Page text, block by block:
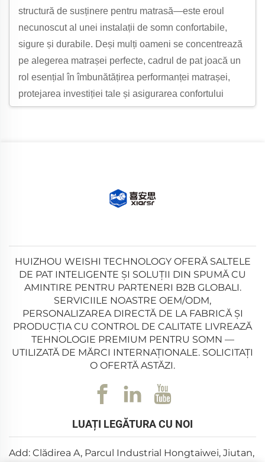
structură de susținere pentru matrasă—este eroul
necunoscut al unei instalații de somn confortabile,
sigure și durabile. Deși mulți oameni se concentrează
pe alegerea matrașei perfecte, cadrul de pat joacă un
rol esențial în îmbunătățirea performanței matrașei,
protejarea investiției tale și asigurarea confortului
general al somnului. Indiferent dacă preferi un design
Importanța unui Cadru de Pat de înaltă calitate
deteriorarea cauzată de dăunători — toate acestea
putând scurta durata de viață a saltelei și compromite
igiena somnului. Un Cadru de Pat bine proiectat
distribuie și greutatea saltelei și a persoanelor care
doarmă în mod egal, reducând presiunea asupra
anumitor zone ale saltelei și menținând forma și
proprietățile de susținere pe termen lung. De exemplu,
lase în mijloc, provocând o aliniere spinală deficitară
de Pat robust păstrează salteaua plată și stabilă,
caracteristicile de confort și susținere ale saltelei.
HUIZHOU WEISHI TECHNOLOGY OFERĂ SALTELE
DE PAT INTELIGENTE ȘI SOLUȚII DIN SPUMĂ CU
AMINTIRE PENTRU PARTENERI B2B GLOBALI.
SERVICIILE NOASTRE OEM/ODM,
PERSONALIZAREA DIRECTĂ DE LA FABRICĂ ȘI
PRODUCȚIA CU CONTROL DE CALITATE LIVREAZĂ
TEHNOLOGIE PREMIUM PENTRU SOMN —
UTILIZATĂ DE MĂRCI INTERNAȚIONALE. SOLICITAȚI
O OFERTĂ ASTĂZI.
LUAȚI LEGĂTURA CU NOI
Add: Clădirea A, Parcul Industrial Hongtaiwei, Jiutan,